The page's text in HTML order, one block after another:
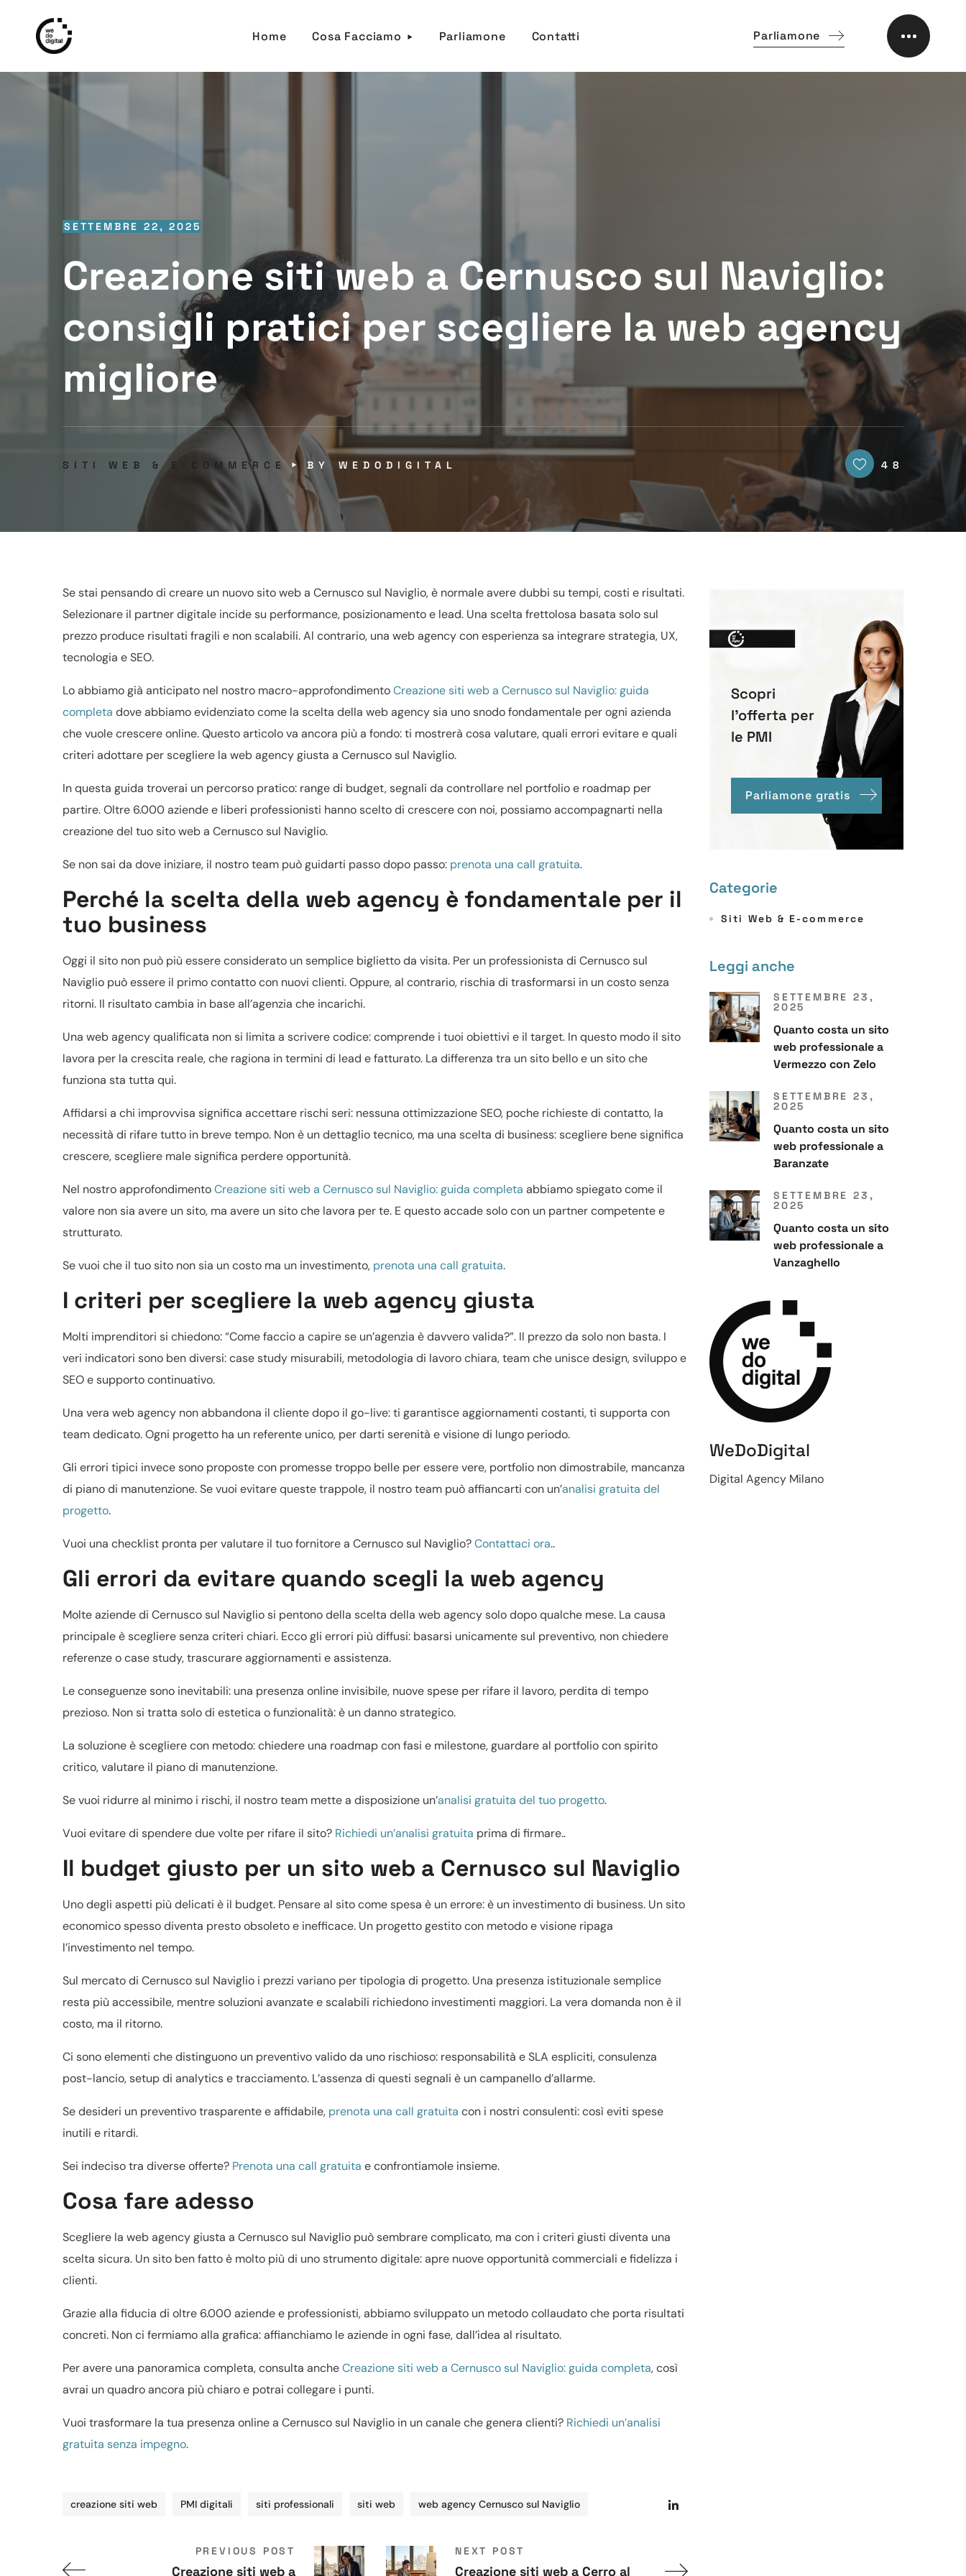
Home Cosa Facciamo Parliamone Contatti Parliamone
SETTEMBRE 22, 2025
Creazione siti web a Cernusco sul Naviglio:
consigli pratici per scegliere la web agency
migliore
SITI WEB & E-COMMERCE BY WEDODIGITAL 48
Se stai pensando di creare un nuovo sito web a Cernusco sul Naviglio, è normale avere dubbi su tempi, costi e risultati.
Selezionare il partner digitale incide su performance, posizionamento e lead. Una scelta frettolosa basata solo sul
prezzo produce risultati fragili e non scalabili. Al contrario, una web agency con esperienza sa integrare strategia, UX,
tecnologia e SEO.
Lo abbiamo già anticipato nel nostro macro-approfondimentoCreazione siti web a Cernusco sul Naviglio: guida
completa dove abbiamo evidenziato come la scelta della web agency sia uno snodo fondamentale per ogni azienda
che vuole crescere online. Questo articolo va ancora più a fondo: ti mostrerà cosa valutare, quali errori evitare e quali
criteri adottare per scegliere la web agency giusta a Cernusco sul Naviglio.
In questa guida troverai un percorso pratico: range di budget, segnali da controllare nel portfolio e roadmap per
partire. Oltre 6.000 aziende e liberi professionisti hanno scelto di crescere con noi, possiamo accompagnarti nella
creazione del tuo sito web a Cernusco sul Naviglio.
Se non sai da dove iniziare, il nostro team può guidarti passo dopo passo: prenota una call gratuita.
Perché la scelta della web agency è fondamentale per il
tuo business
Oggi il sito non può più essere considerato un semplice biglietto da visita. Per un professionista di Cernusco sul
Naviglio può essere il primo contatto con nuovi clienti. Oppure, al contrario, rischia di trasformarsi in un costo senza
ritorni. Il risultato cambia in base all’agenzia che incarichi.
Una web agency qualificata non si limita a scrivere codice: comprende i tuoi obiettivi e il target. In questo modo il sito
lavora per la crescita reale, che ragiona in termini di lead e fatturato. La differenza tra un sito bello e un sito che
funziona sta tutta qui.
Affidarsi a chi improvvisa significa accettare rischi seri: nessuna ottimizzazione SEO, poche richieste di contatto, la
necessità di rifare tutto in breve tempo. Non è un dettaglio tecnico, ma una scelta di business: scegliere bene significa
crescere, scegliere male significa perdere opportunità.
Nel nostro approfondimentoCreazione siti web a Cernusco sul Naviglio: guida completa abbiamo spiegato come il
valore non sia avere un sito, ma avere un sito che lavora per te. E questo accade solo con un partner competente e
strutturato.
Se vuoi che il tuo sito non sia un costo ma un investimento, prenota una call gratuita.
I criteri per scegliere la web agency giusta
Molti imprenditori si chiedono: “Come faccio a capire se un’agenzia è davvero valida?”. Il prezzo da solo non basta. I
veri indicatori sono ben diversi: case study misurabili, metodologia di lavoro chiara, team che unisce design, sviluppo e
SEO e supporto continuativo.
Una vera web agency non abbandona il cliente dopo il go-live: ti garantisce aggiornamenti costanti, ti supporta con
team dedicato. Ogni progetto ha un referente unico, per darti serenità e visione di lungo periodo.
Gli errori tipici invece sono proposte con promesse troppo belle per essere vere, portfolio non dimostrabile, mancanza
di piano di manutenzione. Se vuoi evitare queste trappole, il nostro team può affiancarti con un’analisi gratuita del
progetto.
Vuoi una checklist pronta per valutare il tuo fornitore a Cernusco sul Naviglio?Contattaci ora..
Gli errori da evitare quando scegli la web agency
Molte aziende di Cernusco sul Naviglio si pentono della scelta della web agency solo dopo qualche mese. La causa
principale è scegliere senza criteri chiari. Ecco gli errori più diffusi: basarsi unicamente sul preventivo, non chiedere
referenze o case study, trascurare aggiornamenti e assistenza.
Le conseguenze sono inevitabili: una presenza online invisibile, nuove spese per rifare il lavoro, perdita di tempo
prezioso. Non si tratta solo di estetica o funzionalità: è un danno strategico.
La soluzione è scegliere con metodo: chiedere una roadmap con fasi e milestone, guardare al portfolio con spirito
critico, valutare il piano di manutenzione.
Se vuoi ridurre al minimo i rischi, il nostro team mette a disposizione un’analisi gratuita del tuo progetto.
Vuoi evitare di spendere due volte per rifare il sito? Richiedi un’analisi gratuita prima di firmare..
Il budget giusto per un sito web a Cernusco sul Naviglio
Uno degli aspetti più delicati è il budget. Pensare al sito come spesa è un errore: è un investimento di business. Un sito
economico spesso diventa presto obsoleto e inefficace. Un progetto gestito con metodo e visione ripaga
l’investimento nel tempo.
Sul mercato di Cernusco sul Naviglio i prezzi variano per tipologia di progetto. Una presenza istituzionale semplice
resta più accessibile, mentre soluzioni avanzate e scalabili richiedono investimenti maggiori. La vera domanda non è il
costo, ma il ritorno.
Ci sono elementi che distinguono un preventivo valido da uno rischioso: responsabilità e SLA espliciti, consulenza
post-lancio, setup di analytics e tracciamento. L’assenza di questi segnali è un campanello d’allarme.
Se desideri un preventivo trasparente e affidabile, prenota una call gratuita con i nostri consulenti: così eviti spese
inutili e ritardi.
Sei indeciso tra diverse offerte? Prenota una call gratuita e confrontiamole insieme.
Cosa fare adesso
Scegliere la web agency giusta a Cernusco sul Naviglio può sembrare complicato, ma con i criteri giusti diventa una
scelta sicura. Un sito ben fatto è molto più di uno strumento digitale: apre nuove opportunità commerciali e fidelizza i
clienti.
Grazie alla fiducia di oltre 6.000 aziende e professionisti, abbiamo sviluppato un metodo collaudato che porta risultati
concreti. Non ci fermiamo alla grafica: affianchiamo le aziende in ogni fase, dall’idea al risultato.
Per avere una panoramica completa, consulta ancheCreazione siti web a Cernusco sul Naviglio: guida completa, così
avrai un quadro ancora più chiaro e potrai collegare i punti.
Vuoi trasformare la tua presenza online a Cernusco sul Naviglio in un canale che genera clienti? Richiedi un’analisi
gratuita senza impegno.
creazione siti web PMI digitali siti professionali siti web web agency Cernusco sul Naviglio
PREVIOUS POST
Creazione siti web a
NEXT POST
Creazione siti web a Cerro al
Scopri
l'offerta per
le PMI
Parliamone gratis
Categorie
Siti Web & E-commerce
Leggi anche
SETTEMBRE 23,
2025
Quanto costa un sito
web professionale a
Vermezzo con Zelo
SETTEMBRE 23,
2025
Quanto costa un sito
web professionale a
Baranzate
SETTEMBRE 23,
2025
Quanto costa un sito
web professionale a
Vanzaghello
WeDoDigital
Digital Agency Milano